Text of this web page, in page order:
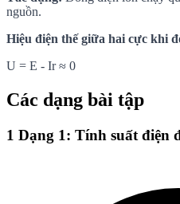
nguồn.
Hiệu điện thế giữa hai cực khi
U = E - Ir ≈ 0
Các dạng bài tập
1 Dạng 1: Tính suất điện